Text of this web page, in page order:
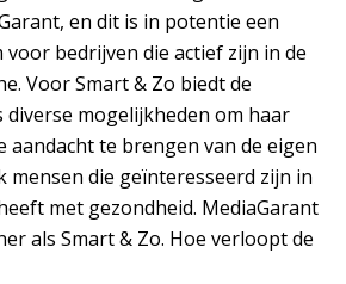
en dit is in potentie een
bedrijven die actief zijn in de
Voor Smart & Zo biedt de
mogelijkheden om haar
aandacht te brengen van de eigen
mensen die geïnteresseerd zijn in
met gezondheid. MediaGarant
als Smart & Zo. Hoe verloopt de